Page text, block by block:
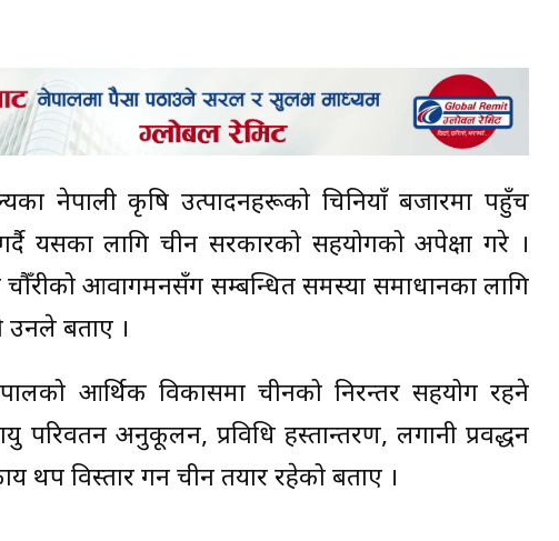
नेपाली कृषि उत्पादनहरूको चिनियाँ बजारमा पहुँच
यसका लागि चीन सरकारको सहयोगको अपेक्षा गरे ।
चौँरीको आवागमनसँग सम्बन्धित समस्या समाधानका लागि
उनले बताए ।
आर्थिक विकासमा चीनको निरन्तर सहयोग रहने
परिवर्तन अनुकूलन, प्रविधि हस्तान्तरण, लगानी प्रवर्द्धन
थप विस्तार गर्न चीन तयार रहेको बताए ।